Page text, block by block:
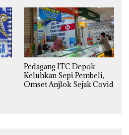
Pedagang ITC Depok
Keluhkan Sepi Pembeli,
Omset Anjlok Sejak Covid